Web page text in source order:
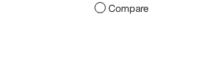
Compare